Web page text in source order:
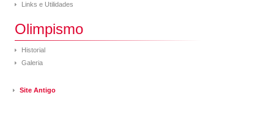
Links e Utilidades
Olimpismo
Historial
Galeria
Site Antigo